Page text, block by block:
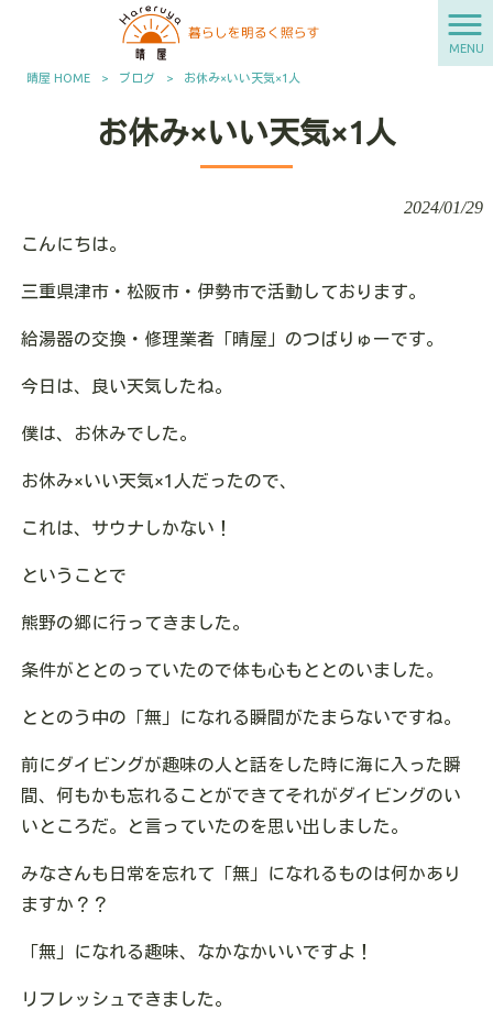
MENU
晴屋 HOME > ブログ > お休み×いい天気×1人
お休み×いい天気×1人
2024/01/29
こんにちは。
三重県津市・松阪市・伊勢市で活動しております。
給湯器の交換・修理業者「晴屋」のつばりゅーです。
今日は、良い天気したね。
僕は、お休みでした。
お休み×いい天気×1人だったので、
これは、サウナしかない！
ということで
熊野の郷に行ってきました。
条件がととのっていたので体も心もととのいました。
ととのう中の「無」になれる瞬間がたまらないですね。
前にダイビングが趣味の人と話をした時に海に入った瞬
間、何もかも忘れることができてそれがダイビングのい
いところだ。と言っていたのを思い出しました。
みなさんも日常を忘れて「無」になれるものは何かあり
ますか？？
「無」になれる趣味、なかなかいいですよ！
リフレッシュできました。